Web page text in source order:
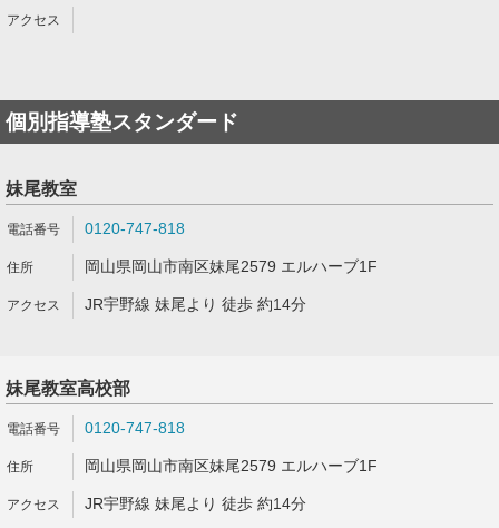
個別指導塾スタンダード
妹尾教室
0120-747-818
岡山県岡山市南区妹尾2579 エルハーブ1F
JR宇野線 妹尾より 徒歩 約14分
妹尾教室高校部
0120-747-818
岡山県岡山市南区妹尾2579 エルハーブ1F
JR宇野線 妹尾より 徒歩 約14分